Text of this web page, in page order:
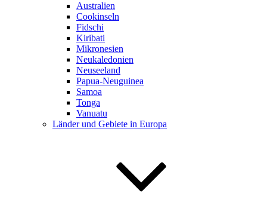
Australien
Cookinseln
Fidschi
Kiribati
Mikronesien
Neukaledonien
Neuseeland
Papua-Neuguinea
Samoa
Tonga
Vanuatu
Länder und Gebiete in Europa